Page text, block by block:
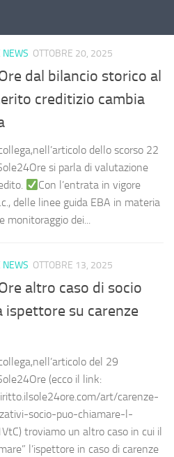
NEWS OTTOBRE 20, 2025
dal bilancio storico al
creditizio cambia
dello scorso 22
si parla di valutazione
Con l’entrata in vigore
delle linee guida EBA in materia
monitoraggio dei...
NEWS OTTOBRE 13, 2025
altro caso di socio
ispettore su carenze
del 29
(ecco il link:
art/carenze-
socio-puo-chiamare-l-
troviamo un altro caso in cui il
l’ispettore in caso di carenze